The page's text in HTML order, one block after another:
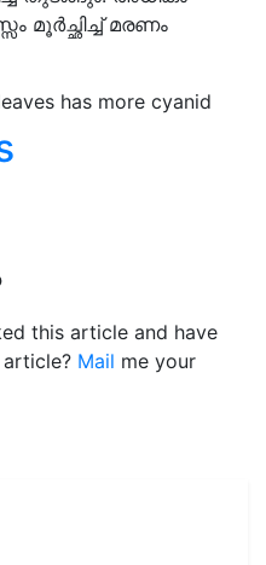
മൂർച്ഛിച്ച് മരണം
has more cyanid
this article and have
Mail me your